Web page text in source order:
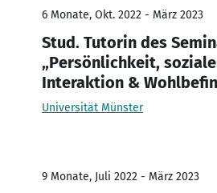
6 Monate, Okt. 2022 - März 2023
Stud. Tutorin des
„Persönlichkeit, soziale
Interaktion &
Universität Münster
9 Monate, Juli 2022 - März 2023